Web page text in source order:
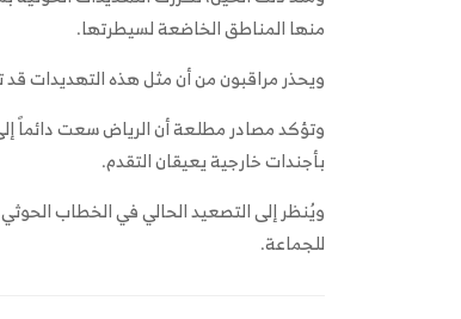
منها المناطق الخاضعة لسيطرتها.
ويحذر مراقبون من أن مثل هذه التهديدات قد
وتؤكد مصادر مطلعة أن الرياض سعت دائماً
بأجندات خارجية يعيقان التقدم.
ويُنظر إلى التصعيد الحالي في الخطاب
للجماعة.